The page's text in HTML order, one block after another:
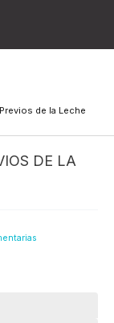
de la Leche
DE LA